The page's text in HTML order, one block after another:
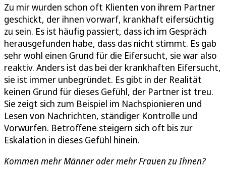
Zu mir wurden schon oft Klienten von ihrem Partner
geschickt, der ihnen vorwarf, krankhaft eifersüchtig
zu sein. Es ist häufig passiert, dass ich im Gespräch
herausgefunden habe, dass das nicht stimmt. Es gab
sehr wohl einen Grund für die Eifersucht, sie war also
reaktiv. Anders ist das bei der krankhaften Eifersucht,
sie ist immer unbegründet. Es gibt in der Realität
keinen Grund für dieses Gefühl, der Partner ist treu.
Sie zeigt sich zum Beispiel im Nachspionieren und
Lesen von Nachrichten, ständiger Kontrolle und
Vorwürfen. Betroffene steigern sich oft bis zur
Eskalation in dieses Gefühl hinein.
Kommen mehr Männer oder mehr Frauen zu Ihnen?